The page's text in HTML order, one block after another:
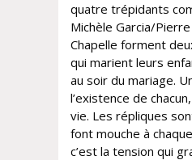
quatre trépidants
Michèle Garcia/
Chapelle forment
qui marient leurs
au soir du mariage.
l’existence de
vie. Les répliques
font mouche à
c’est la tension qui